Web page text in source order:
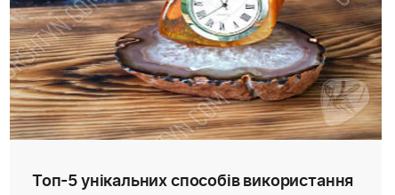
Топ-5 унікальних способів використання